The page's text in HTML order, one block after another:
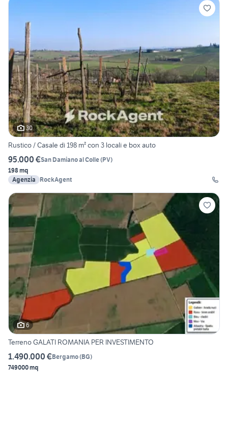
30
Rustico / Casale di 198 m² con 3 locali e box auto
95.000 €San Damiano al Colle(PV)
198 mq
Agenzia
RockAgent
6
Terreno GALATI ROMANIA PER INVESTIMENTO
1.490.000 €Bergamo(BG)
749000 mq